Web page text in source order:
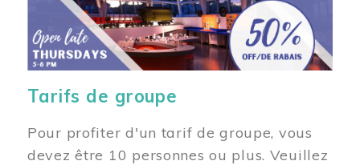
Tarifs de groupe
Pour profiter d'un tarif de groupe, vous
devez être 10 personnes ou plus. Veuillez